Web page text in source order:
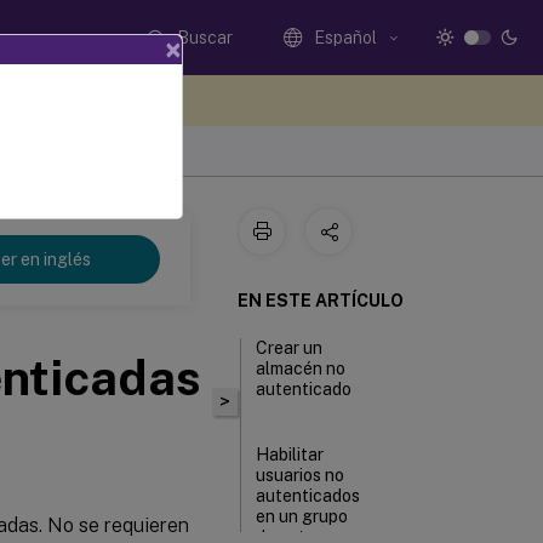
Buscar Español
en inglés
No se requieren
>
EN ESTE ARTÍCULO
Crear un
almacén no
autenticado
Habilitar
usuarios no
autenticados
en un grupo
de entrega
×